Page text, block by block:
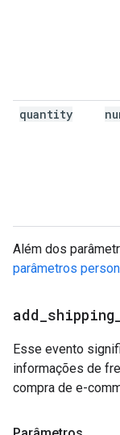
quantity
Além dos
parâmetros
add shipping
Esse evento
informações de
compra de e-